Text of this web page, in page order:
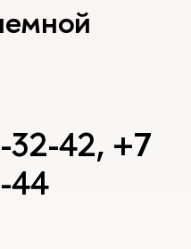
32-42, +7
44